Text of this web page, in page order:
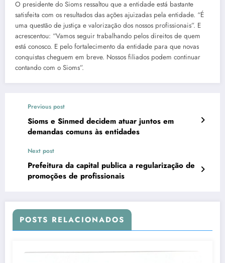
O presidente do Sioms ressaltou que a entidade está bastante
satisfeita com os resultados das ações ajuizadas pela entidade. “É
uma questão de justiça e valorização dos nossos profissionais”. E
acrescentou: “Vamos seguir trabalhando pelos direitos de quem
está conosco. E pelo fortalecimento da entidade para que novas
conquistas cheguem em breve. Nossos filiados podem continuar
contando com o Sioms”.
Previous post
Sioms e Sinmed decidem atuar juntos em
demandas comuns às entidades
Next post
Prefeitura da capital publica a regularização de
promoções de profissionais
POSTS RELACIONADOS